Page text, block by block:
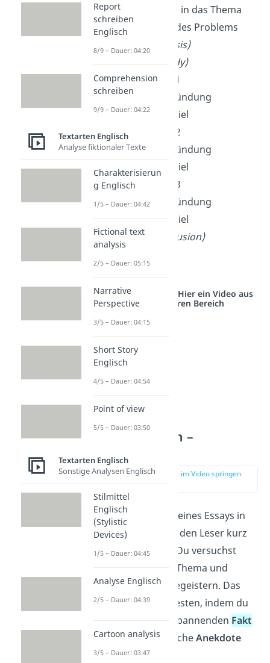
1.1 Einführung in das Thema
1.2 Vorstellen des Problems
(thesis)
(body)
2.1 Argument 1
2.1.1 Begründung
2.1.2 Beispiel
2.2 Argument 2
2.2.1 Begründung
2.2.2 Beispiel
2.3 Argument 3
2.3.1 Begründung
2.3.2 Beispiel
Schluss
(conclusion)
Studyflix vernetzt: Hier ein Video aus
einem anderen Bereich
Essay Englisch –
zur Stelle im Video springen
In der Einleitung deines Essays in
Englisch führst du den Leser kurz
in dasThema
ein. Du versuchst
dabei, ihn für das Thema und
deinen Essay zu begeistern. Das
erreichst du am besten, indem du
dem Leser einen spannenden Fakt
oder eine persönlicheAnekdote
präsentierst.
Report
schreiben
Englisch
8/9 – Dauer: 04:20
Comprehension
schreiben
9/9 – Dauer: 04:22
Textarten Englisch
Analyse fiktionaler Texte
Charakterisierun
g Englisch
1/5 – Dauer: 04:42
Fictional text
analysis
2/5 – Dauer: 05:15
Narrative
Perspective
3/5 – Dauer: 04:15
Short Story
Englisch
4/5 – Dauer: 04:54
Point of view
5/5 – Dauer: 03:50
Textarten Englisch
Sonstige Analysen Englisch
Stilmittel
Englisch
(Stylistic
Devices)
1/5 – Dauer: 04:45
Analyse Englisch
2/5 – Dauer: 04:39
Cartoon analysis
3/5 – Dauer: 03:47